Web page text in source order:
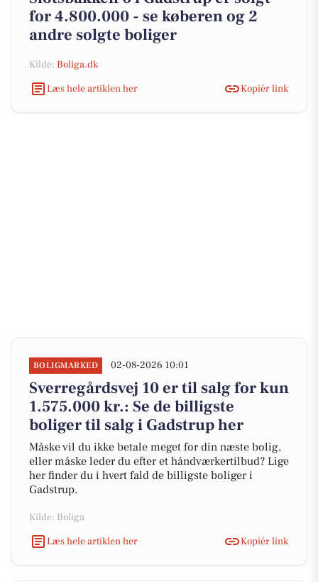
for 4.800.000 - se køberen og 2
andre solgte boliger
Kilde: Boliga.dk
Læs hele artiklen her
Kopiér link
BOLIGMARKED 02-08-2026 10:01
Sverregårdsvej 10 er til salg for kun
1.575.000 kr.: Se de billigste
boliger til salg i Gadstrup her
Måske vil du ikke betale meget for din næste bolig,
eller måske leder du efter et håndværkertilbud? Lige
her finder du i hvert fald de billigste boliger i
Gadstrup.
Kilde: Boliga
Læs hele artiklen her
Kopiér link